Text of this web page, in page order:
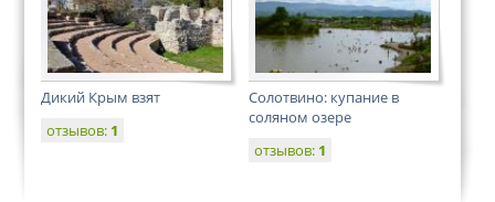
Дикий Крым взят
отзывов: 1
Солотвино: купание в
соляном озере
отзывов: 1